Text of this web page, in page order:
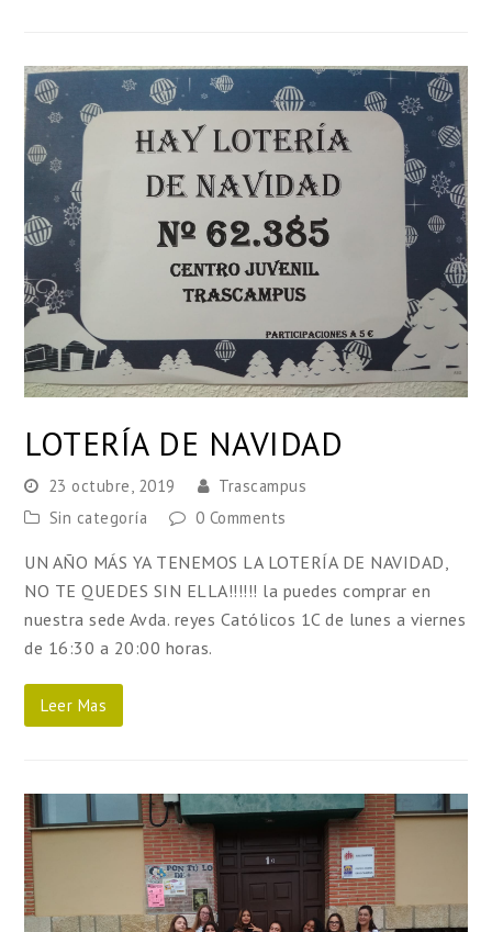
LOTERÍA DE NAVIDAD
23 octubre, 2019
Trascampus
Sin categoría
0 Comments
UN AÑO MÁS YA TENEMOS LA LOTERÍA DE NAVIDAD,
NO TE QUEDES SIN ELLA!!!!!! la puedes comprar en
nuestra sede Avda. reyes Católicos 1C de lunes a viernes
de 16:30 a 20:00 horas.
Leer Mas